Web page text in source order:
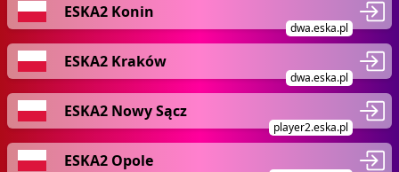
ESKA2 Konin
dwa.eska.pl
ESKA2 Kraków
dwa.eska.pl
ESKA2 Nowy Sącz
player2.eska.pl
ESKA2 Opole